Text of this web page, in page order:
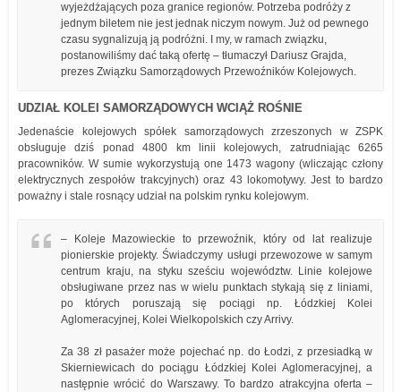
wyjeżdżających poza granice regionów. Potrzeba podróży z
jednym biletem nie jest jednak niczym nowym. Już od pewnego
czasu sygnalizują ją podróżni. I my, w ramach związku,
postanowiliśmy dać taką ofertę – tłumaczył Dariusz Grajda,
prezes Związku Samorządowych Przewoźników Kolejowych.
UDZIAŁ KOLEI SAMORZĄDOWYCH WCIĄŻ ROŚNIE
Jedenaście kolejowych spółek samorządowych zrzeszonych w ZSPK
obsługuje dziś ponad 4800 km linii kolejowych, zatrudniając 6265
pracowników. W sumie wykorzystują one 1473 wagony (wliczając człony
elektrycznych zespołów trakcyjnych) oraz 43 lokomotywy. Jest to bardzo
poważny i stale rosnący udział na polskim rynku kolejowym.
– Koleje Mazowieckie to przewoźnik, który od lat realizuje
pionierskie projekty. Świadczymy usługi przewozowe w samym
centrum kraju, na styku sześciu województw. Linie kolejowe
obsługiwane przez nas w wielu punktach stykają się z liniami,
po których poruszają się pociągi np. Łódzkiej Kolei
Aglomeracyjnej, Kolei Wielkopolskich czy Arrivy.
Za 38 zł pasażer może pojechać np. do Łodzi, z przesiadką w
Skierniewicach do pociągu Łódzkiej Kolei Aglomeracyjnej, a
następnie wrócić do Warszawy. To bardzo atrakcyjna oferta –